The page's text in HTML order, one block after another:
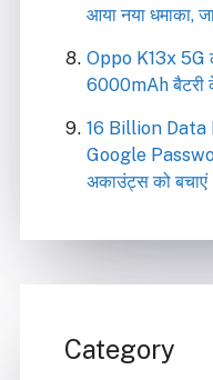
आया नया धमाका,
Oppo K13x 5G
6000mAh बैटरी
16 Billion Data
Google
अकाउंट्स को बचाएं
Category